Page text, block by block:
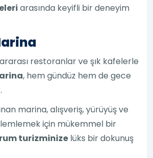
arasında keyifli bir deneyim
restoranlar ve şık kafelerle
, hem gündüz hem de gece
marina, alışveriş, yürüyüş ve
için mükemmel bir
turizminize lüks bir dokunuş